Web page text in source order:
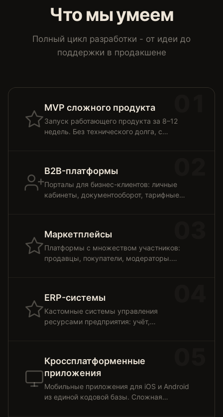
Что мы умеем
Полный цикл разработки - от идеи до
поддержки в продакшене
MVP сложного продукта
Запуск работающего продукта за 8–12
недель. Без технического долга, с
B2B-платформы
Порталы для бизнес-клиентов: личные
кабинеты, документооборот, тарифные
Маркетплейсы
Платформы с множеством участников:
продавцы, покупатели, модераторы.
ERP-системы
Кастомные системы управления
ресурсами предприятия: учёт,
Кроссплатформенные
приложения
Мобильные приложения для iOS и Android
из единой кодовой базы. Сложная